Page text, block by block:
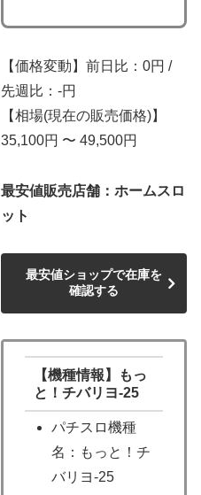
【価格変動】前日比：0円 /
先週比：-円
【相場(現在の販売価格)】
35,100円 〜 49,500円
最安値販売店舗：ホームスロ
ット
最安値ショップで在庫を
確認する
【機種情報】もっ
と！チバリヨ-25
パチスロ機種
名：もっと！チ
バリヨ-25